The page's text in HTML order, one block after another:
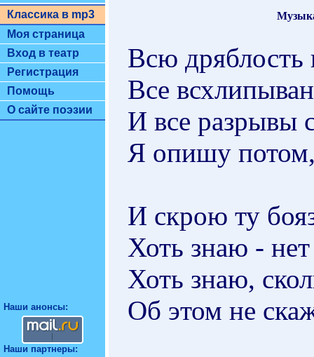
Классика в mp3
Моя страница
Вход в театр
Регистрация
Помощь
О сайте поэзии
Наши анонсы:
Наши партнеры:
Всю дряблость
Все
И все разрывы
Я опишу
И скрою ту
Хоть знаю -
Хоть знаю,
Об этом не